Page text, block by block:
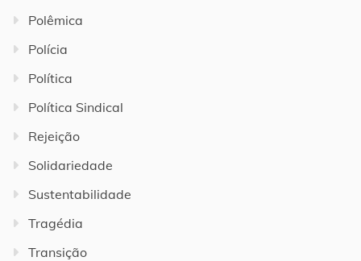
Polêmica
Polícia
Política
Política Sindical
Rejeição
Solidariedade
Sustentabilidade
Tragédia
Transição